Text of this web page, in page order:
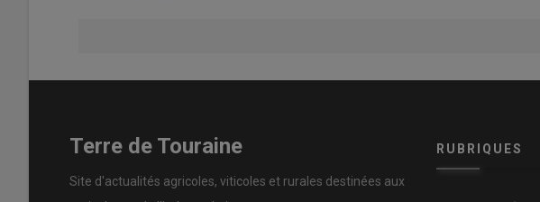
Terre de Touraine
Site d'actualités agricoles, viticoles et rurales destinées aux
RUBRIQUES